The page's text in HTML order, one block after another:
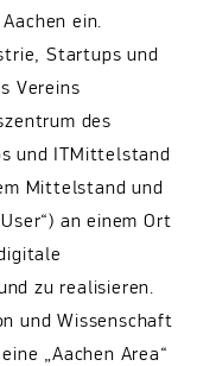
ein.
Startups und
Vereins
des
und ITMittelstand
Mittelstand und
an einem Ort
zu realisieren.
und Wissenschaft
„Aachen Area“